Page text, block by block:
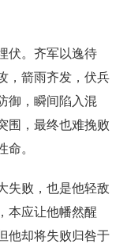
伏。齐军以逸待
，箭雨齐发，伏兵
御，瞬间陷入混
围，最终也难挽败
命。
失败，也是他轻敌
本应让他幡然醒
他却将失败归咎于